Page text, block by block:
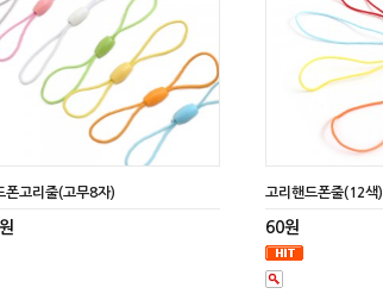
폰고리줄(고무8자) 고리핸드폰줄(12색)
60원